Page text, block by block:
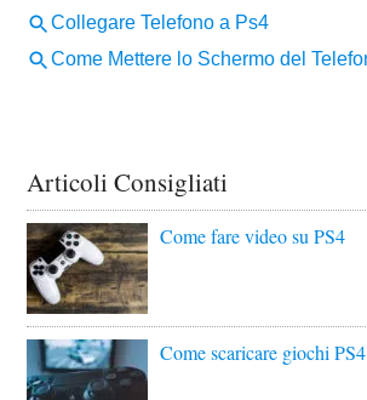
Articoli Consigliati
Come fare video su PS4
Come scaricare giochi PS4